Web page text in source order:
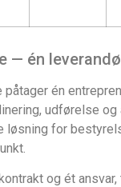
— én
én
udførelse og
løsning for
og ét